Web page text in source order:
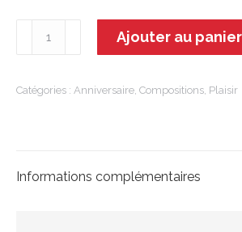
Composition
Ajouter au panier
Catégories : Anniversaire Compositions Plaisir
Informations complémentaires